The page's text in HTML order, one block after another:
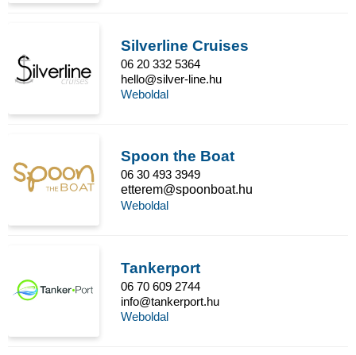
Silverline Cruises
06 20 332 5364
hello@silver-line.hu
Weboldal
Spoon the Boat
06 30 493 3949
etterem@spoonboat.hu
Weboldal
Tankerport
06 70 609 2744
info@tankerport.hu
Weboldal